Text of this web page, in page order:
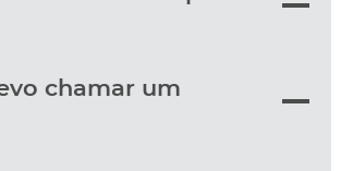
chamar um